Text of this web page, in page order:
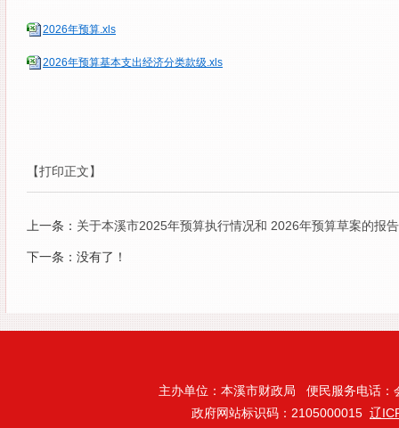
2026年预算.xls
2026年预算基本支出经济分类款级.xls
【打印正文】
上一条： 关于本溪市2025年预算执行情况和 2026年预算草案的报告
下一条：没有了！
主办单位：本溪市财政局 便民服务电话
政府网站标识码：2105000015 辽